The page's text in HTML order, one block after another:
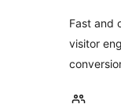
Fast and
visitor